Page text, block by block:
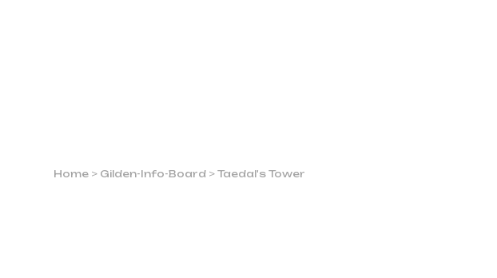
Home> Gilden-Info-Board> Taedal's Tower